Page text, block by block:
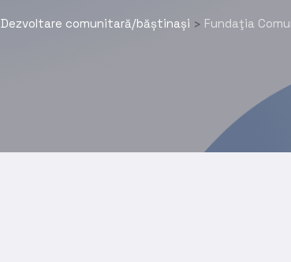
Dezvoltare comunitară/băștinași > Fundaţia